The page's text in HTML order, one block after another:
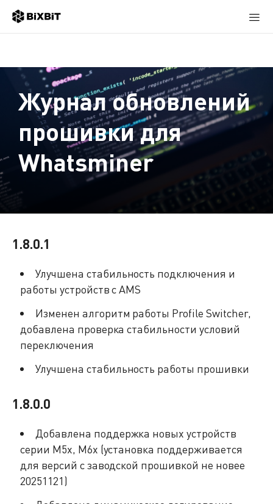
Журнал обновлений
прошивки для
Whatsminer
1.8.0.1
Улучшена стабильность подключения и
работы устройств с AMS
Изменен алгоритм работы Profile Switcher,
добавлена проверка стабильности условий
переключения
Улучшена стабильность работы прошивки
1.8.0.0
Добавлена поддержка новых устройств
серии M5x, M6x (установка поддерживается
для версий с заводской прошивкой не новее
20251121)